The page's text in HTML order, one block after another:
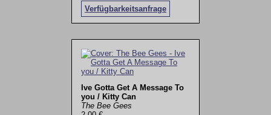
Verfügbarkeitsanfrage
Ive Gotta Get A Message To
you / Kitty Can
The Bee Gees